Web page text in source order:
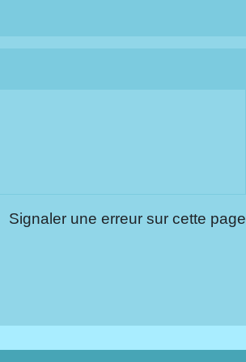
Signaler une erreur sur cette page